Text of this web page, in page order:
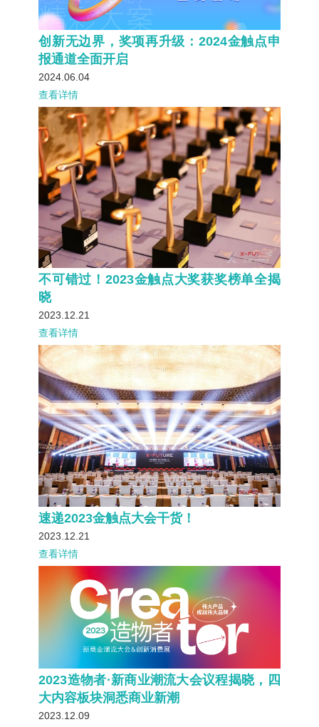
创新无边界，奖项再升级：2024金触点申
报通道全面开启
2024.06.04
查看详情
不可错过！2023金触点大奖获奖榜单全揭
晓
2023.12.21
查看详情
速递2023金触点大会干货！
2023.12.21
查看详情
2023造物者·新商业潮流大会议程揭晓，四
大内容板块洞悉商业新潮
2023.12.09